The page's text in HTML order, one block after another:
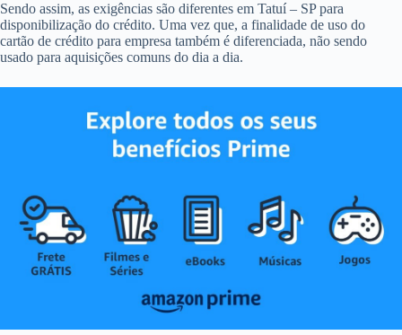
Sendo assim, as exigências são diferentes em Tatuí – SP para
disponibilização do crédito. Uma vez que, a finalidade de uso do
cartão de crédito para empresa também é diferenciada, não sendo
usado para aquisições comuns do dia a dia.